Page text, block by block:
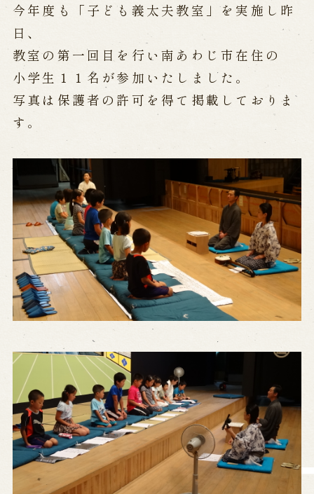
公演情報
公演カレンダー
開催中の公演
近日開催の公演
出張公演
学校公演
海外旅行客向け特別公演「くにうみ」
歴史
淡路島と国生み神話
淡路人形浄瑠璃の歴史
淡路人形独自の演目
淡路人形の広がり
南あわじ市の伝統芸能
ご利用案内
営業日時・料金 アクセス 館内のご案内
お問い合わせ
よくあるご質問
メールでお問い合わせ
お電話でお問い合わせ
今年度も「子ども義太夫教室」を実施し昨
日、
教室の第一回目を行い南あわじ市在住の
小学生１１名が参加いたしました。
写真は保護者の許可を得て掲載しておりま
す。